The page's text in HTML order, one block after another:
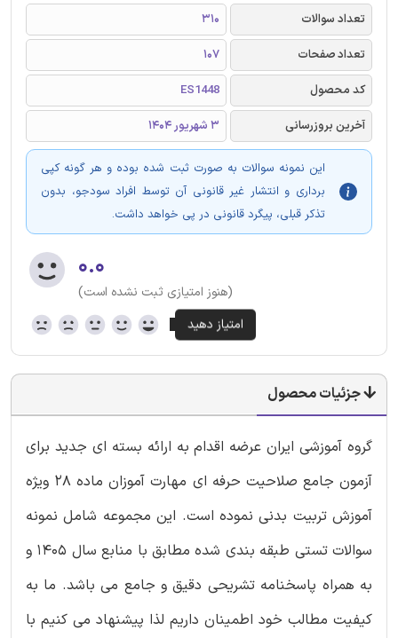
تعداد سوالات
310
تعداد صفحات
107
کد محصول
ES1448
آخرین بروزرسانی
3 شهریور 1404
این نمونه سوالات به صورت ثبت شده بوده و هر گونه کپی
برداری و انتشار غیر قانونی آن توسط افراد سودجو، بدون
تذکر قبلی، پیگرد قانونی در پی خواهد داشت.
۰.۰
(هنوز امتیازی ثبت نشده است)
جزئیات محصول
گروه آموزشی ایران عرضه اقدام به ارائه بسته ای جدید برای
آزمون جامع صلاحیت حرفه ای مهارت آموزان ماده 28 ویژه
آموزش تربیت بدنی نموده است. این مجموعه شامل نمونه
سوالات تستی طبقه بندی شده مطابق با منابع سال 1405 و
به همراه پاسخنامه تشریحی دقیق و جامع می باشد. ما به
کیفیت مطالب خود اطمینان داریم لذا پیشنهاد می کنیم با